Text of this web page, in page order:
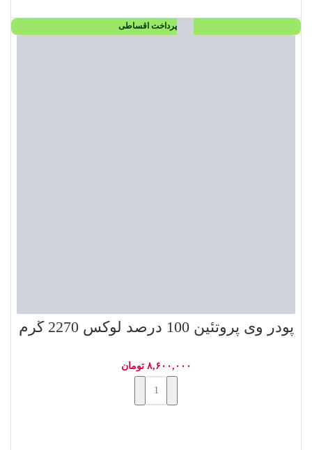
پرداخت اقساطی
پودر وی پروتئین 100 درصد لوکس 2270 گرم
۸,۶۰۰,۰۰۰ تومان